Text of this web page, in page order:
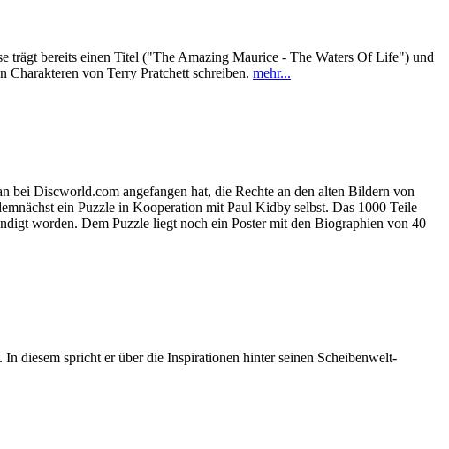
trägt bereits einen Titel ("The Amazing Maurice - The Waters Of Life") und
Charakteren von Terry Pratchett schreiben. mehr...
bei Discworld.com angefangen hat, die Rechte an den alten Bildern von
ein Puzzle in Kooperation mit Paul Kidby selbst. Das 1000 Teile
worden. Dem Puzzle liegt noch ein Poster mit den Biographien von 40
diesem spricht er über die Inspirationen hinter seinen Scheibenwelt-